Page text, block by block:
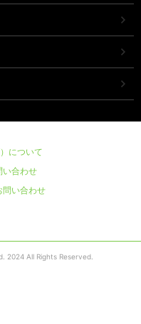
について
い合わせ
問い合わせ
All Rights Reserved.